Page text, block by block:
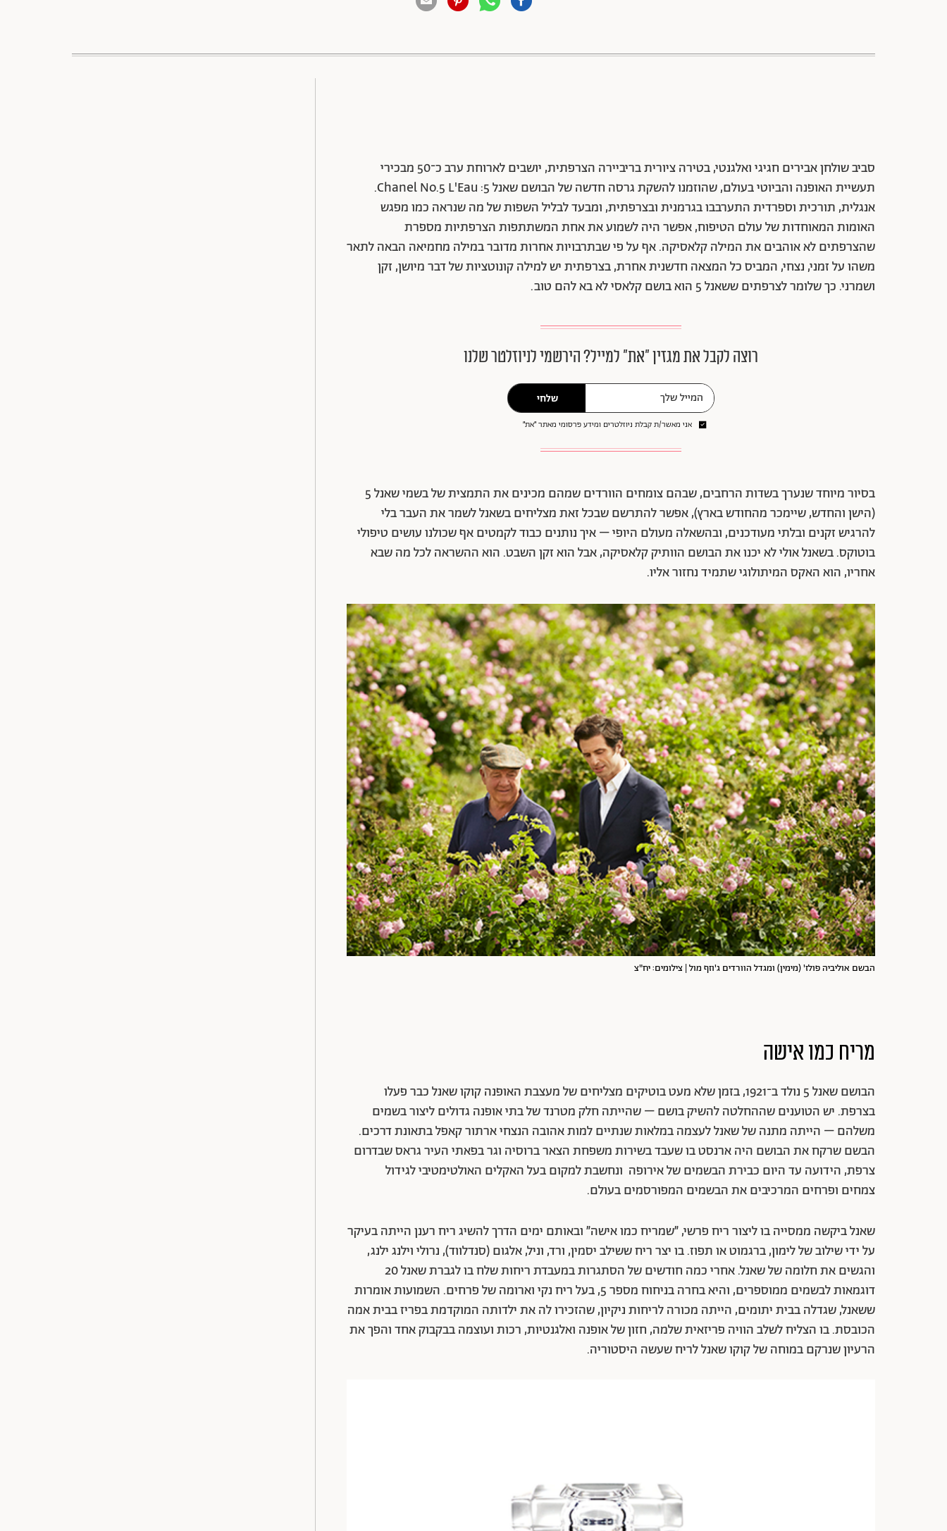
סביב שולחן אבירים חגיגי ואלגנטי, בטירה ציורית בריביירה הצרפתית, יושבים לארוחת ערב כ־50 מבכירי
תעשיית האופנה והביוטי בעולם, שהוזמנו להשקת גרסה חדשה של הבושם שאנל 5: Chanel No.5 L'Eau.
אנגלית, תורכית וספרדית התערבבו בגרמנית ובצרפתית, ומבעד לבליל השפות של מה שנראה כמו מפגש
האומות המאוחדות של עולם הטיפוח, אפשר היה לשמוע את אחת המשתתפות הצרפתיות מספרת
שהצרפתים לא אוהבים את המילה קלאסיקה. אף על פי שבתרבויות אחרות מדובר במילה מחמיאה הבאה לתאר
משהו על זמני, נצחי, המביס כל המצאה חדשנית אחרת, בצרפתית יש למילה קונוטציות של דבר מיושן, זקן
ושמרני. כך שלומר לצרפתים ששאנל 5 הוא בושם קלאסי לא בא להם טוב.
רוצה לקבל את מגזין ״את״ למייל? הירשמי לניוזלטר שלנו
שלחי
אני מאשר/ת קבלת ניוזלטרים ומידע פרסומי מאתר ״את״
בסיור מיוחד שנערך בשדות הרחבים, שבהם צומחים הוורדים שמהם מכינים את התמצית של בשמי שאנל 5
(הישן והחדש, שיימכר מהחודש בארץ), אפשר להתרשם שבכל זאת מצליחים בשאנל לשמר את העבר בלי
להרגיש זקנים ובלתי מעודכנים, ובהשאלה מעולם היופי – איך נותנים כבוד לקמטים אף שכולנו עושים טיפולי
בוטוקס. בשאנל אולי לא יכנו את הבושם הוותיק קלאסיקה, אבל הוא זקן השבט. הוא ההשראה לכל מה שבא
אחריו, הוא האקס המיתולוגי שתמיד נחזור אליו.
הבשם אוליביה פולז' (מימין) ומגדל הוורדים ג'וזף מול | צילומים: יח"צ
מריח כמו אישה
הבושם שאנל 5 נולד ב־1921, בזמן שלא מעט בוטיקים מצליחים של מעצבת האופנה קוקו שאנל כבר פעלו
בצרפת. יש הטוענים שההחלטה להשיק בושם – שהייתה חלק מטרנד של בתי אופנה גדולים ליצור בשמים
משלהם – הייתה מתנה של שאנל לעצמה במלאות שנתיים למות אהובה הנצחי ארתור קאפל בתאונת דרכים.
הבשם שרקח את הבושם היה ארנסט בו שעבד בשירות משפחת הצאר ברוסיה וגר בפאתי העיר גראס שבדרום
צרפת, הידועה עד היום כבירת הבשמים של אירופה ונחשבת למקום בעל האקלים האולטימטיבי לגידול
צמחים ופרחים המרכיבים את הבשמים המפורסמים בעולם.
שאנל ביקשה ממסייה בו ליצור ריח פרשי, ״שמריח כמו אישה״ ובאותם ימים הדרך להשיג ריח רענן הייתה בעיקר
על ידי שילוב של לימון, ברגמוט או תפוז. בו יצר ריח ששילב יסמין, ורד, וניל, אלגום (סנדלווד), נרולי וילנג ילנג,
והגשים את חלומה של שאנל. אחרי כמה חודשים של הסתגרות במעבדת ריחות שלח בו לגברת שאנל 20
דוגמאות לבשמים ממוספרים, והיא בחרה בניחוח מספר 5, בעל ריח נקי וארומה של פרחים. השמועות אומרות
ששאנל, שגדלה בבית יתומים, הייתה מכורה לריחות ניקיון, שהזכירו לה את ילדותה המוקדמת בפריז בבית אמה
הכובסת. בו הצליח לשלב הוויה פריזאית שלמה, חזון של אופנה ואלגנטיות, רכות ועוצמה בבקבוק אחד והפך את
הרעיון שנרקם במוחה של קוקו שאנל לריח שעשה היסטוריה.